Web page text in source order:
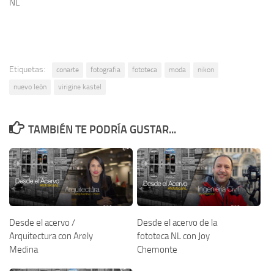
NL
Etiquetas: conarte fotografia fototeca moda
nikon
nuevo león
virigine kastel
TAMBIÉN TE PODRÍA GUSTAR...
Desde el acervo /
Arquitectura con Arely
Medina
Desde el acervo de la
fototeca NL con Joy
Chemonte